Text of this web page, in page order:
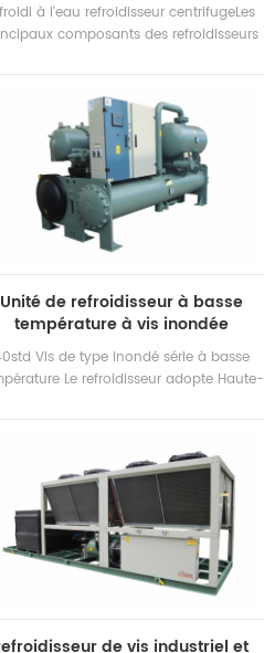
à l'eau refroidisseur centrifugeLes
composants des refroidisseurs
Compresseurs centrifuges, Type de
(Filming-Film) Evaporateurs,
systèmes de recirculation de liquide
réfrigérant, flash-type Économiseurs et
orifice Logement de la plaque d'orifice
Dispositifs. Applications: principalement
dans les systèmes de climatisation
et le refroidissement du processus
industriel
Unité de refroidisseur à basse
température à vis inondée
Vis de type inondé série à basse
Le refroidisseur adopte Haute-
etFabriqué Haute efficacité
de type inondé, R22 et r134a
La récupération de chaleur peut
configurée en fonction de la thermique
client Besoins. L'unité a 39 standard
Spécifications.
de vis industriel et